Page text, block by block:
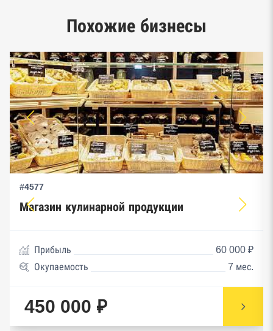
предпринимательства ФНС
Похожие бизнесы
#4577
Магазин кулинарной продукции
Прибыль
60 000 ₽
Окупаемость
7 мес.
450 000 ₽